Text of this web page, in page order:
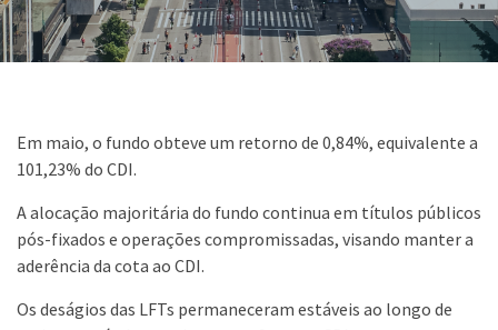
Em maio, o fundo obteve um retorno de 0,84%, equivalente a
101,23% do CDI.
A alocação majoritária do fundo continua em títulos públicos
pós-fixados e operações compromissadas, visando manter a
aderência da cota ao CDI.
Os deságios das LFTs permaneceram estáveis ao longo de